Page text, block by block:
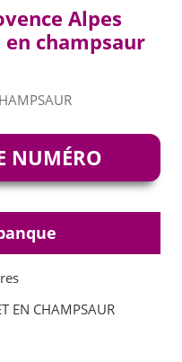
Alpes
champsaur
NUMÉRO
EN CHAMPSAUR